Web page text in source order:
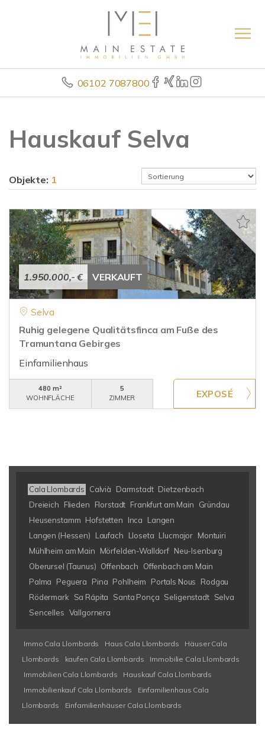
06102 7087800
Hauskauf Selva
Objekte: 1
1.950.000,- € VERKAUFT
Selva
Ruhig gelegene Qualitätsfinca am Fuße des
Tramuntana Gebirges
Einfamilienhaus
480 m²
WOHNFLÄCHE
5
ZIMMER
Cala Llombards Calvià Darmstadt Dietzenbach
Dreieich
Flieden Florstadt Frankfurt am Main
Gründau
Heusenstamm Hofstetten Inca
Langen
Langen (Hessen)
Laufach Lloseta Llucmajor Montuiri
Mühlheim am Main
Mörfelden-Walldorf Neu-Isenburg
Oberursel (Taunus) Offenbach
Offenbach am Main
Palma
Peguera Pina Pohlheim Portals Nous
Rodgau
Rödermark
Sa Rápita Santa Ponça Seligenstadt Selva
Sencelles Vallgornera
Immo Cala Llombards Haus Cala Llombards
Häuser Cala
Llombards
kaufen Cala Llombards
Immobilie Cala Llombards
Immobilien Cala Llombards
Hauskauf Cala Llombards
Immobilienkauf Cala Llombards
Einfamilienhaus Cala
Llombards
Einfamilienhäuser Cala Llombards